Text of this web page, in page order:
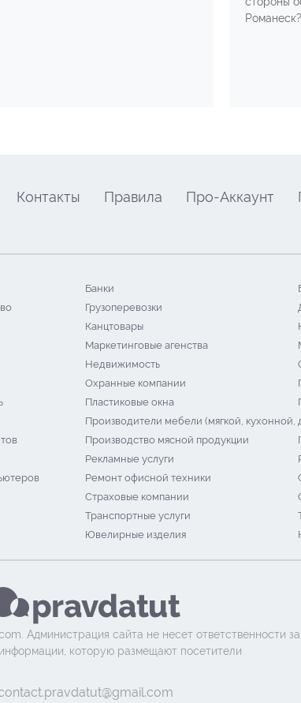
Романеск?
Контакты Правила Про-Аккаунт
Банки
Грузоперевозки
Канцтовары
Маркетинговые агенства
Недвижимость
Охранные компании
Пластиковые окна
Производители мебели (мягкой, кухонной,
Производство мясной продукции
Рекламные услуги
Ремонт офисной техники
Страховые компании
Транспортные услуги
Ювелирные изделия
Администрация сайта не несет ответственности за
которую размещают посетители